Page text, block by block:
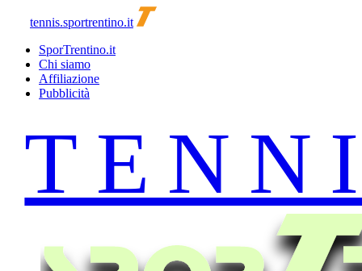
tennis.sportrentino.it
SporTrentino.it
Chi siamo
Affiliazione
Pubblicità